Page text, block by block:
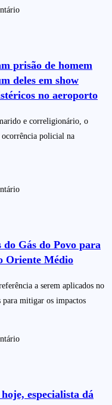
prisão de homem
deles em show
no aeroporto
e correligionário, o
policial na
Gás do Povo para
Oriente Médio
a serem aplicados no
para mitigar os impactos
especialista dá